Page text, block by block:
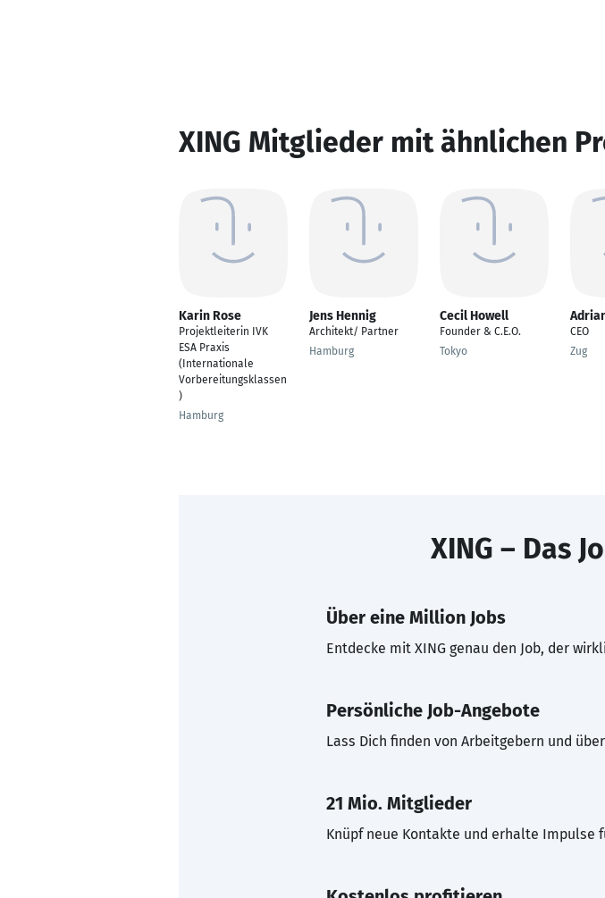
XING Mitglieder mit ähnlichen
Karin Rose
Projektleiterin IVK
ESA Praxis
(Internationale
Vorbereitungsklassen
)
Hamburg
Jens Hennig
Architekt/ Partner
Hamburg
Cecil Howell
Founder & C.E.O.
Tokyo
CEO
Zug
XING – Das
Über eine Million Jobs
Entdecke mit XING genau den Job, der
Persönliche Job-Angebote
Lass Dich finden von Arbeitgebern und
21 Mio. Mitglieder
Knüpf neue Kontakte und erhalte Impulse